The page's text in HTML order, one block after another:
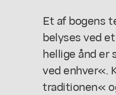
Et af bogens
belyses ved
hellige ånd er
ved enhver«.
traditionen«